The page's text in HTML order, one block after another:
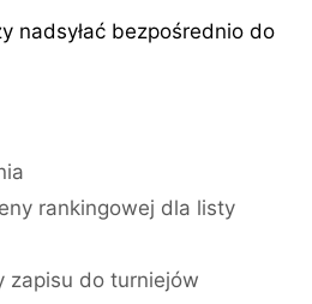
nadsyłać bezpośrednio do
rankingowej dla listy
zapisu do turniejów